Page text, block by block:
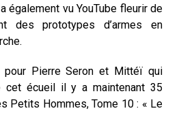
également vu YouTube fleurir de
des prototypes d’armes en
pour Pierre Seron et Mittéï qui
cet écueil il y a maintenant 35
Petits Hommes, Tome 10 : « Le